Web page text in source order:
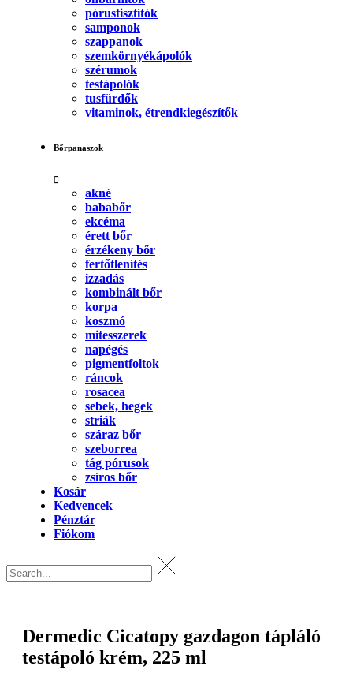
pórustisztítók
samponok
szappanok
szemkörnyékápolók
szérumok
testápolók
tusfürdők
vitaminok, étrendkiegészítők
Bőrpanaszok
akné
bababőr
ekcéma
érett bőr
érzékeny bőr
fertőtlenítés
izzadás
kombinált bőr
korpa
koszmó
mitesszerek
napégés
pigmentfoltok
ráncok
rosacea
sebek, hegek
striák
száraz bőr
szeborrea
tág pórusok
zsíros bőr
Kosár
Kedvencek
Pénztár
Fiókom
Dermedic Cicatopy gazdagon tápláló
testápoló krém, 225 ml